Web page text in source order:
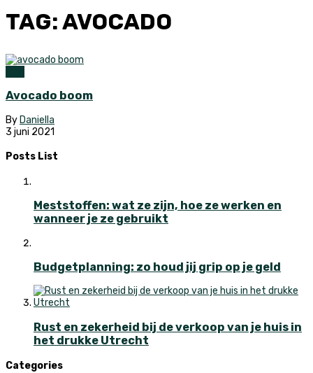
TAG: AVOCADO
Avocado boom
By Daniella
3 juni 2021
Posts List
Meststoffen: wat ze zijn, hoe ze werken en
wanneer je ze gebruikt
Budgetplanning: zo houd jij grip op je geld
Rust en zekerheid bij de verkoop van je huis in
het drukke Utrecht
Categories